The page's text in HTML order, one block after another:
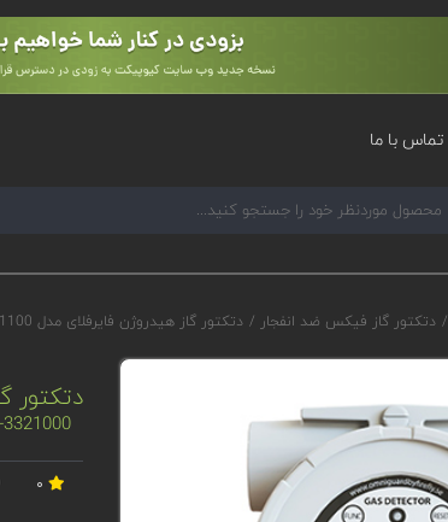
تماس با ما
/ دتکتور گاز فیکس ضد انفجار / دتکتور گاز هیدروژن فایرفلای مدل 1100-3321000
دتکتور گاز